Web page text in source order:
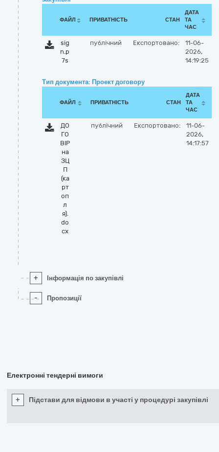
ФАЙЛ ПРИВАТНІСТЬ СТАН
ДАТА
ТА
ЧАС
sig
n.p
7s
публічний Експортовано:
11-06-
2026,
14:19:25
Тип документа: Проект договору
ФАЙЛ ПРИВАТНІСТЬ СТАН
ДАТА
ТА
ЧАС
ДО
ГО
ВІР
на
ЗЦ
П
(ка
рт
оп
л
я).
do
cx
публічний Експортовано:
11-06-
2026,
14:17:57
+ Інформація по закупівлі
- Пропозиції
Електронні тендерні вимоги
+ Підстави для відмови в участі у процедурі закупівлі